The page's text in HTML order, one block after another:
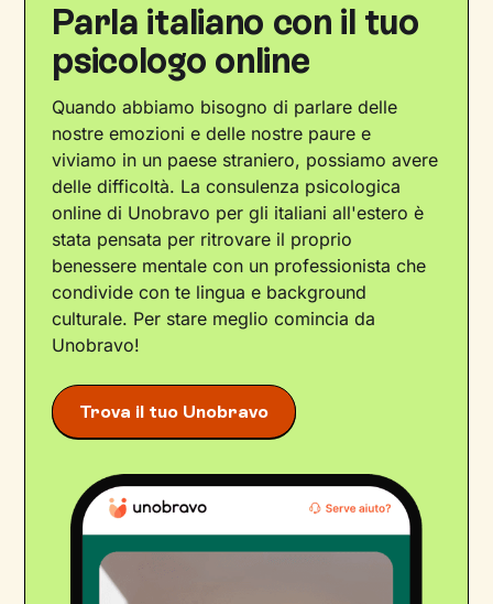
Parla italiano con il tuo
psicologo online
Quando abbiamo bisogno di parlare delle
nostre emozioni e delle nostre paure e
viviamo in un paese straniero, possiamo avere
delle difficoltà. La consulenza psicologica
online di Unobravo per gli italiani all'estero è
stata pensata per ritrovare il proprio
benessere mentale con un professionista che
condivide con te lingua e background
culturale. Per stare meglio comincia da
Unobravo!
Trova il tuo Unobravo